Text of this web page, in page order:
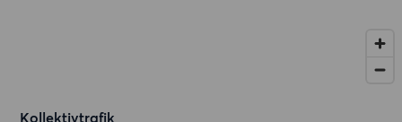
Kollektivtrafik